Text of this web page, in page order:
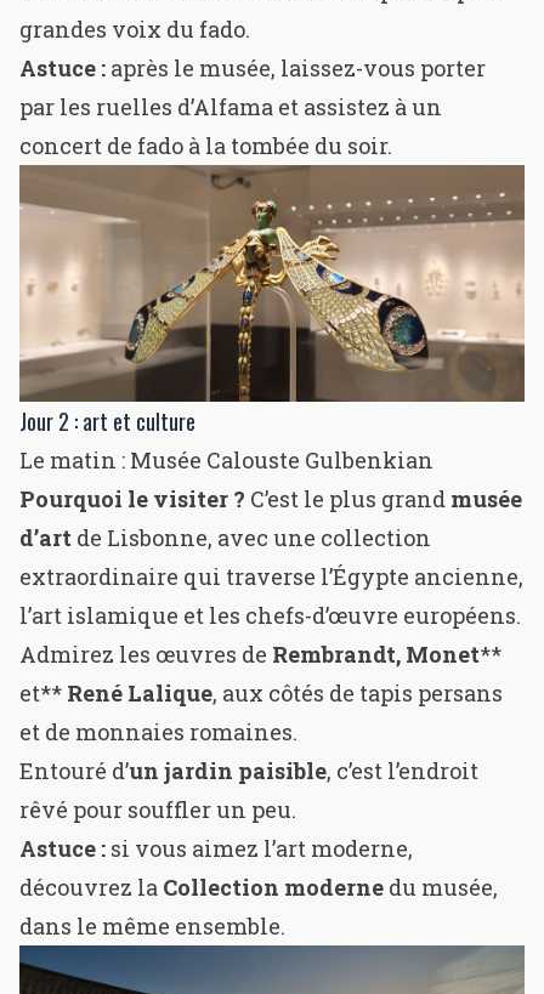
grandes voix du fado.
Astuce : après le musée, laissez-vous porter
par les ruelles d’Alfama et assistez à un
concert de fado à la tombée du soir.
Jour 2 : art et culture
Le matin : Musée Calouste Gulbenkian
Pourquoi le visiter ? C’est le plus grand musée
d’art de Lisbonne, avec une collection
extraordinaire qui traverse l’Égypte ancienne,
l’art islamique et les chefs-d’œuvre européens.
Admirez les œuvres de Rembrandt, Monet**
et** René Lalique, aux côtés de tapis persans
et de monnaies romaines.
Entouré d’un jardin paisible, c’est l’endroit
rêvé pour souffler un peu.
Astuce : si vous aimez l’art moderne,
découvrez la Collection moderne du musée,
dans le même ensemble.